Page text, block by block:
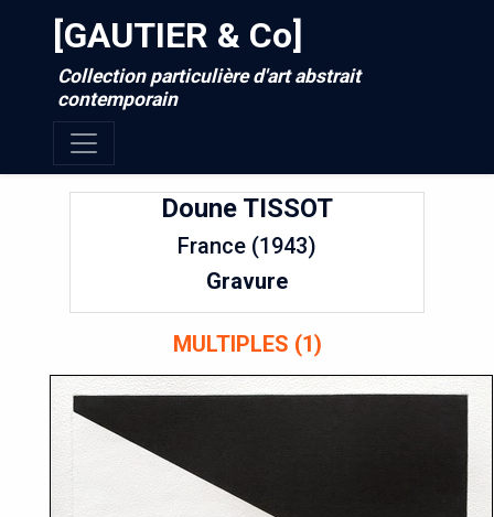
[GAUTIER & Co]
Collection particulière d'art abstrait
contemporain
Doune TISSOT
France (1943)
Gravure
MULTIPLES (1)